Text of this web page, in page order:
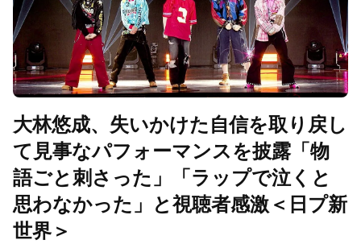
大林悠成、失いかけた自信を取り戻し
て見事なパフォーマンスを披露「物
語ごと刺さった」「ラップで泣くと
思わなかった」と視聴者感激＜日プ新
世界＞